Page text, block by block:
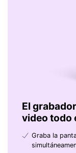
El
video todo
Graba la